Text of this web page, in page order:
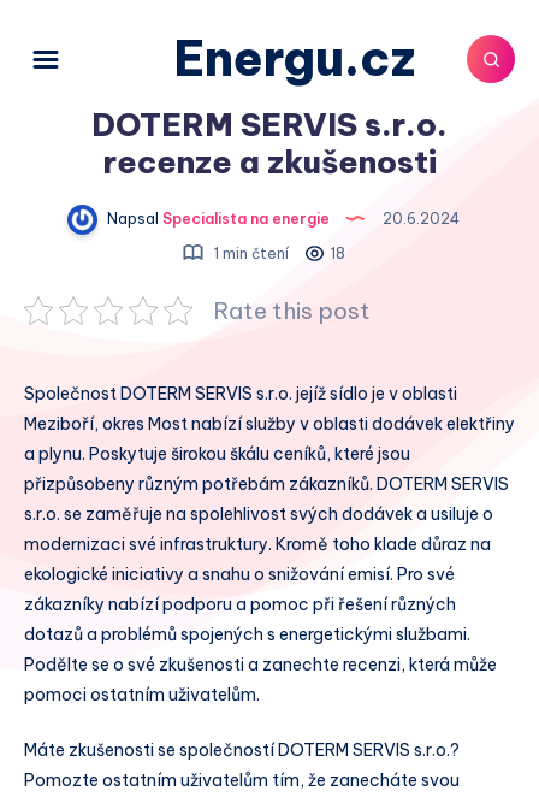
Energu.cz
DOTERM SERVIS s.r.o.
recenze a zkušenosti
Napsal Specialista na energie
20.6.2024
1 min čtení
18
Rate this post
Společnost DOTERM SERVIS s.r.o. jejíž sídlo je v oblasti
Meziboří, okres Most nabízí služby v oblasti dodávek elektřiny
a plynu. Poskytuje širokou škálu ceníků, které jsou
přizpůsobeny různým potřebám zákazníků. DOTERM SERVIS
s.r.o. se zaměřuje na spolehlivost svých dodávek a usiluje o
modernizaci své infrastruktury. Kromě toho klade důraz na
ekologické iniciativy a snahu o snižování emisí. Pro své
zákazníky nabízí podporu a pomoc při řešení různých
dotazů a problémů spojených s energetickými službami.
Podělte se o své zkušenosti a zanechte recenzi, která může
pomoci ostatním uživatelům.
Máte zkušenosti se společností DOTERM SERVIS s.r.o.?
Pomozte ostatním uživatelům tím, že zanecháte svou